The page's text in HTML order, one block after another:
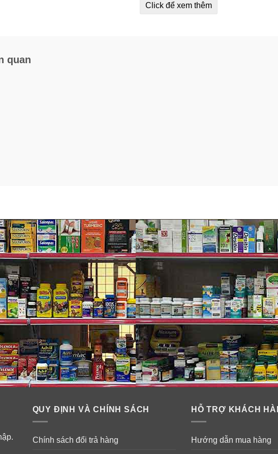
trai, hạt bạch quả, hạt quả mơ, hạt quả đào, củ cây bồi mẫu, rễ khổ
lần trong 3 ngày đầu sau khi rửa mặt bằng Lalisse Oli Control Cleanser
sang dùng Serum No.1 cho đến khi hết mụn hoàn toàn. Kem dưỡng
Click để xem thêm
quan
QUY ĐỊNH VÀ CHÍNH SÁCH
Chính sách đổi trả hàng
HỖ TRỢ KHÁCH
Hướng dẫn mua hàng